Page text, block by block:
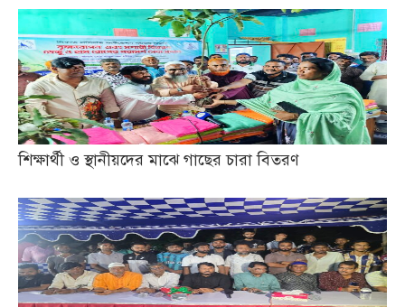
শিক্ষার্থী ও স্থানীয়দের মাঝে গাছের চারা বিতরণ